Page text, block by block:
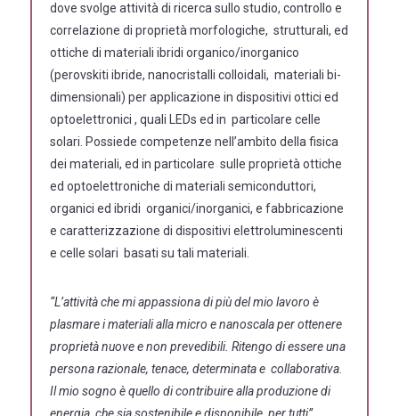
dove svolge attività di ricerca sullo studio, controllo e
correlazione di proprietà morfologiche, strutturali, ed
ottiche di materiali ibridi organico/inorganico
(perovskiti ibride, nanocristalli colloidali, materiali bi-
dimensionali) per applicazione in dispositivi ottici ed
optoelettronici , quali LEDs ed in particolare celle
solari. Possiede competenze nell’ambito della fisica
dei materiali, ed in particolare sulle proprietà ottiche
ed optoelettroniche di materiali semiconduttori,
organici ed ibridi organici/inorganici, e fabbricazione
e caratterizzazione di dispositivi elettroluminescenti
e celle solari basati su tali materiali.
“L’attività che mi appassiona di più del mio lavoro è
plasmare i materiali alla micro e nanoscala per ottenere
proprietà nuove e non prevedibili. Ritengo di essere una
persona razionale, tenace, determinata e collaborativa.
Il mio sogno è quello di contribuire alla produzione di